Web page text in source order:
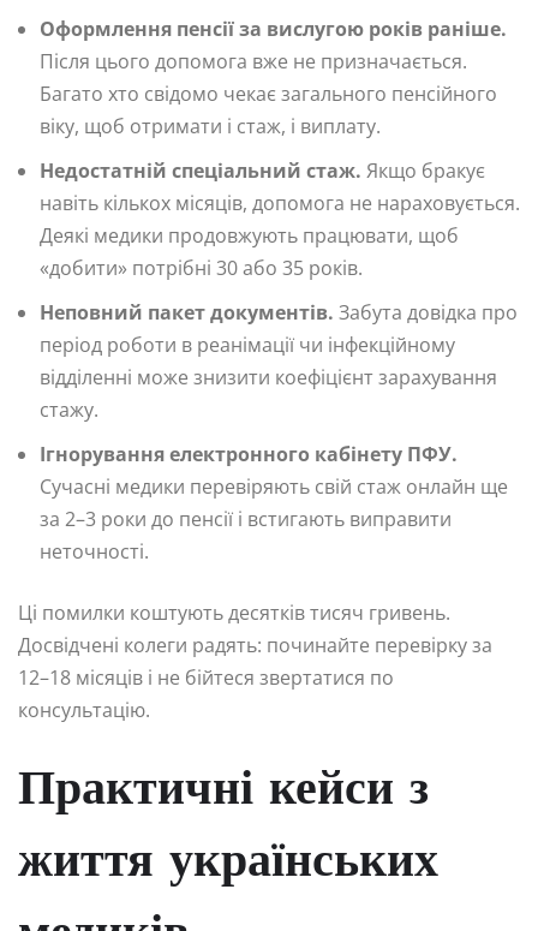
Оформлення пенсії за вислугою років раніше.
Після цього допомога вже не призначається.
Багато хто свідомо чекає загального пенсійного
віку, щоб отримати і стаж, і виплату.
Недостатній спеціальний стаж. Якщо бракує
навіть кількох місяців, допомога не нараховується.
Деякі медики продовжують працювати, щоб
«добити» потрібні 30 або 35 років.
Неповний пакет документів. Забута довідка про
період роботи в реанімації чи інфекційному
відділенні може знизити коефіцієнт зарахування
стажу.
Ігнорування електронного кабінету ПФУ.
Сучасні медики перевіряють свій стаж онлайн ще
за 2–3 роки до пенсії і встигають виправити
неточності.
Ці помилки коштують десятків тисяч гривень.
Досвідчені колеги радять: починайте перевірку за
12–18 місяців і не бійтеся звертатися по
консультацію.
Практичні кейси з
життя українських